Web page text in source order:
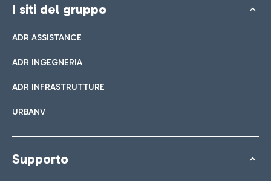
I siti del gruppo
ADR ASSISTANCE
ADR INGEGNERIA
ADR INFRASTRUTTURE
URBANV
Supporto